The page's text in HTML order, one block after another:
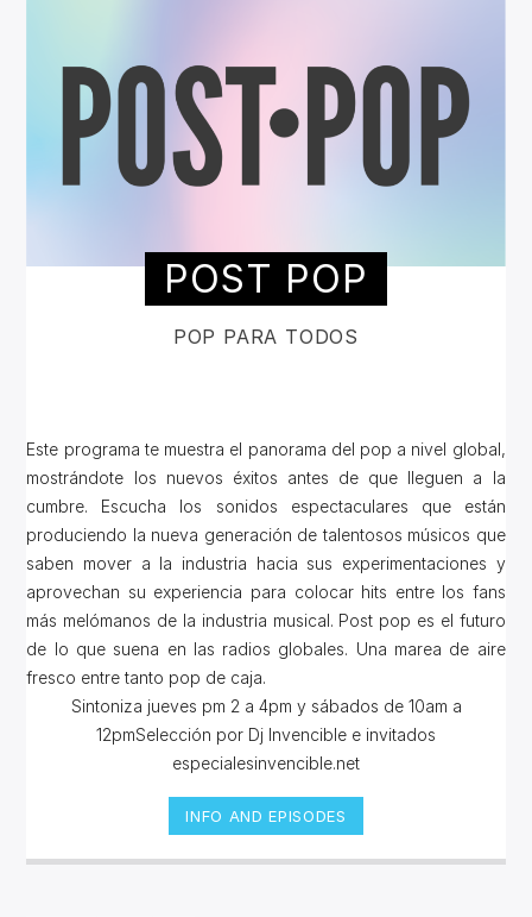
POST POP
POP PARA TODOS
Este programa te muestra el panorama del pop a nivel global,
mostrándote los nuevos éxitos antes de que lleguen a la
cumbre. Escucha los sonidos espectaculares que están
produciendo la nueva generación de talentosos músicos que
saben mover a la industria hacia sus experimentaciones y
aprovechan su experiencia para colocar hits entre los fans
más melómanos de la industria musical. Post pop es el futuro
de lo que suena en las radios globales. Una marea de aire
fresco entre tanto pop de caja.
Sintoniza jueves pm 2 a 4pm y sábados de 10am a
12pmSelección por Dj Invencible e invitados
especialesinvencible.net
INFO AND EPISODES